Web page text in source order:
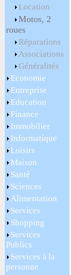
Location
Motos, 2
roues
Réparations
Associations
Généralités
Economie
Entreprise
Education
Finance
Immobilier
Informatique
Loisirs
Maison
Santé
Sciences
Alimentation
Services
Shopping
Services
Publics
Services à la
personne